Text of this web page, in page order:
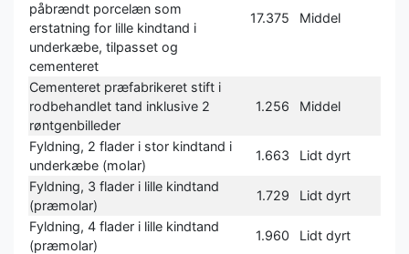
påbrændt porcelæn som
erstatning for lille kindtand i
underkæbe, tilpasset og
cementeret
17.375 Middel
Cementeret præfabrikeret stift i
rodbehandlet tand inklusive 2
røntgenbilleder
1.256 Middel
Fyldning, 2 flader i stor kindtand i
underkæbe (molar)
1.663
Lidt dyrt
Fyldning, 3 flader i lille kindtand
(præmolar)
1.729
Lidt dyrt
Fyldning, 4 flader i lille kindtand
(præmolar)
1.960
Lidt dyrt